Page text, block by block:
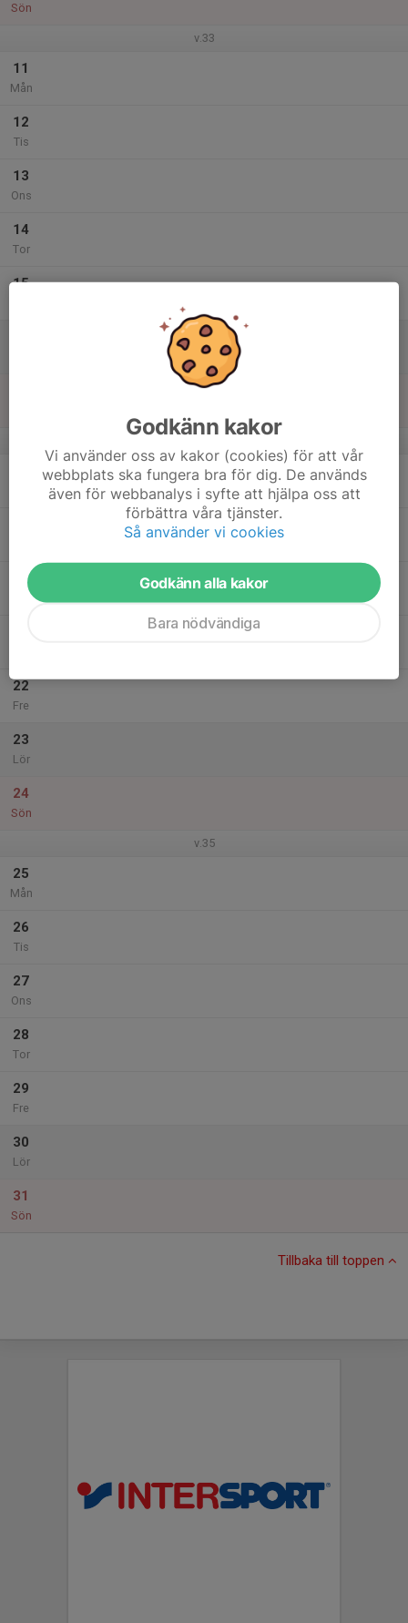
Sön
v.33
11
Mån
12
Tis
13
Ons
14
Tor
15
20
Ons
22
Fre
23
Lör
24
Sön
v.35
25
Mån
26
Tis
27
Ons
28
Tor
29
Fre
30
Lör
31
Sön
Tillbaka till toppen
Godkänn kakor
Vi använder oss av kakor (cookies) för att vår
webbplats ska fungera bra för dig. De används
även för webbanalys i syfte att hjälpa oss att
förbättra våra tjänster.
Så använder vi cookies
Godkänn alla kakor
Bara nödvändiga